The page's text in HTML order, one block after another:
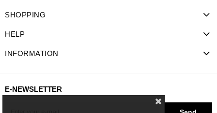
SHOPPING
HELP
INFORMATION
E-NEWSLETTER